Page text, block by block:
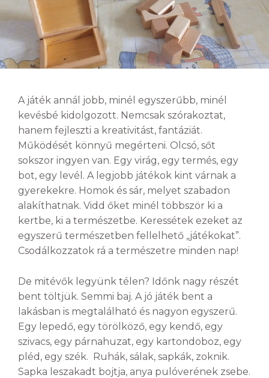
A játék annál jobb, minél egyszerűbb, minél
kevésbé kidolgozott. Nemcsak szórakoztat,
hanem fejleszti a kreativitást, fantáziát.
Működését könnyű megérteni. Olcsó, sőt
sokszor ingyen van. Egy virág, egy termés, egy
bot, egy levél. A legjobb játékok kint várnak a
gyerekekre. Homok és sár, melyet szabadon
alakíthatnak. Vidd őket minél többször ki a
kertbe, ki a természetbe. Keressétek ezeket az
egyszerű természetben fellelhető „játékokat”.
Csodálkozzatok rá a természetre minden nap!
De mitévők legyünk télen? Időnk nagy részét
bent töltjük. Semmi baj. A jó játék bent a
lakásban is megtalálható és nagyon egyszerű.
Egy lepedő, egy törölköző, egy kendő, egy
szivacs, egy párnahuzat, egy kartondoboz, egy
pléd, egy szék. Ruhák, sálak, sapkák, zoknik.
Sapka leszakadt bojtja, anya pulóverének zsebe.